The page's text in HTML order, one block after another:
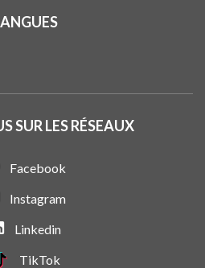
SUR LES RÉSEAUX
Facebook
Instagram
Linkedin
TikTok